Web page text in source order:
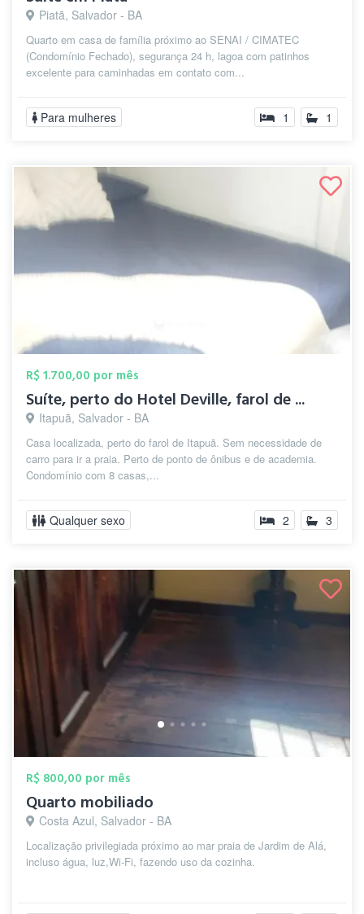
Piatã, Salvador - BA
Quarto em casa de família próximo ao SENAI / CIMATEC
(Condomínio Fechado), segurança 24 h, lagoa com patinhos
excelente para caminhadas em contato com...
Para mulheres 1 1
R$ 1.700,00 por mês
Suíte, perto do Hotel Deville, farol de ...
Itapuã, Salvador - BA
Casa localizada, perto do farol de Itapuã. Sem necessidade de
carro para ir a praia. Perto de ponto de ônibus e de academia.
Condomínio com 8 casas,...
Qualquer sexo 2 3
R$ 800,00 por mês
Quarto mobiliado
Costa Azul, Salvador - BA
Localização privilegiada próximo ao mar praia de Jardim de Alá,
incluso água, luz,Wi-Fi, fazendo uso da cozinha.